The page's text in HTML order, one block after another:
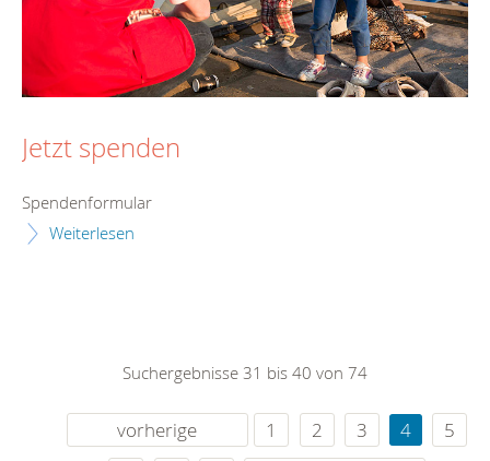
Jetzt spenden
Spendenformular
Weiterlesen
Suchergebnisse 31 bis 40 von 74
vorherige 1 2 3 4
5